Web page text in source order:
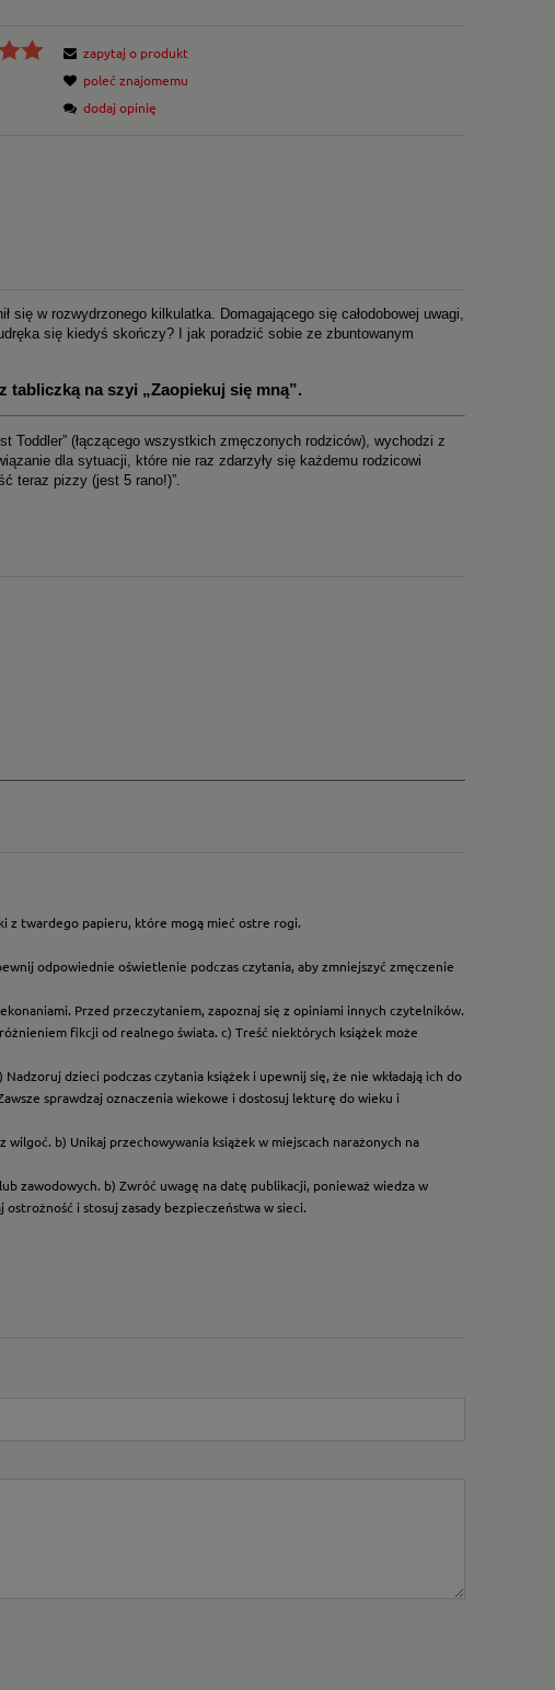
zapytaj o produkt
poleć znajomemu
dodaj opinię
w rozwydrzonego kilkulatka. Domagającego się całodobowej uwagi,
się kiedyś skończy? I jak poradzić sobie ze zbuntowanym
na szyi „Zaopiekuj się mną”.
Toddler” (łączącego wszystkich zmęczonych rodziców), wychodzi z
dla sytuacji, które nie raz zdarzyły się każdemu rodzicowi
teraz pizzy (jest 5 rano!)”.
z twardego papieru, które mogą mieć ostre rogi.
odpowiednie oświetlenie podczas czytania, aby zmniejszyć zmęczenie
Przed przeczytaniem, zapoznaj się z opiniami innych czytelników.
fikcji od realnego świata. c) Treść niektórych książek może
dzieci podczas czytania książek i upewnij się, że nie wkładają ich do
sprawdzaj oznaczenia wiekowe i dostosuj lekturę do wieku i
b) Unikaj przechowywania książek w miejscach narażonych na
zawodowych. b) Zwróć uwagę na datę publikacji, ponieważ wiedza w
i stosuj zasady bezpieczeństwa w sieci.